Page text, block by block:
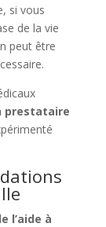
si vous
de la vie
peut être
prestataire
l’aide à